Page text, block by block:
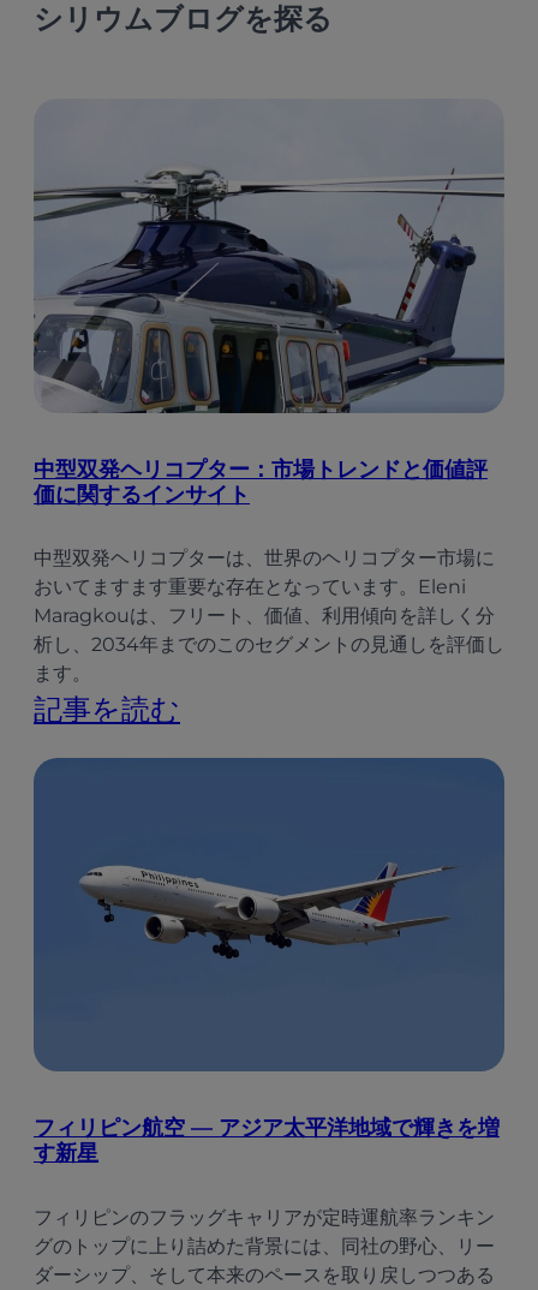
シリウムブログを探る
中型双発ヘリコプター：市場トレンドと価値評
価に関するインサイト
中型双発ヘリコプターは、世界のヘリコプター市場に
おいてますます重要な存在となっています。Eleni
Maragkouは、フリート、価値、利用傾向を詳しく分
析し、2034年までのこのセグメントの見通しを評価し
ます。
記事を読む
中
発
ヘ
ー：
場
ト
フィリピン航空 — アジア太平洋地域で輝きを増
す新星
フィリピンのフラッグキャリアが定時運航率ランキン
グのトップに上り詰めた背景には、同社の野心、リー
ダーシップ、そして本来のペースを取り戻しつつある